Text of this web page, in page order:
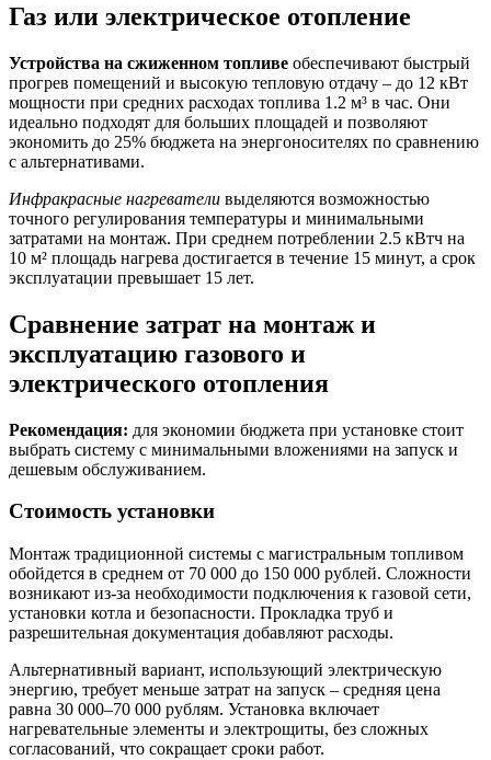
Газ или электрическое отопление
Устройства на сжиженном топливе обеспечивают быстрый
прогрев помещений и высокую тепловую отдачу – до 12 кВт
мощности при средних расходах топлива 1.2 м³ в час. Они
идеально подходят для больших площадей и позволяют
экономить до 25% бюджета на энергоносителях по сравнению
с альтернативами.
Инфракрасные нагреватели выделяются возможностью
точного регулирования температуры и минимальными
затратами на монтаж. При среднем потреблении 2.5 кВтч на
10 м² площадь нагрева достигается в течение 15 минут, а срок
эксплуатации превышает 15 лет.
Сравнение затрат на монтаж и
эксплуатацию газового и
электрического отопления
Рекомендация: для экономии бюджета при установке стоит
выбрать систему с минимальными вложениями на запуск и
дешевым обслуживанием.
Стоимость установки
Монтаж традиционной системы с магистральным топливом
обойдется в среднем от 70 000 до 150 000 рублей. Сложности
возникают из-за необходимости подключения к газовой сети,
установки котла и безопасности. Прокладка труб и
разрешительная документация добавляют расходы.
Альтернативный вариант, использующий электрическую
энергию, требует меньше затрат на запуск – средняя цена
равна 30 000–70 000 рублям. Установка включает
нагревательные элементы и электрощиты, без сложных
согласований, что сокращает сроки работ.